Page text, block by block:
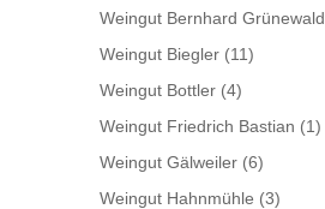
Weingut Bernhard Grünewald
Weingut Biegler (11)
Weingut Bottler (4)
Weingut Friedrich Bastian (1)
Weingut Gälweiler (6)
Weingut Hahnmühle (3)